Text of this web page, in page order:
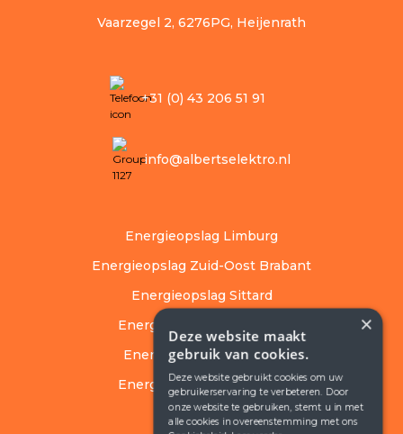
Vaarzegel 2, 6276PG, Heijenrath
+31 (0) 43 206 51 91
info@albertselektro.nl
Energieopslag Limburg
Energieopslag Zuid-Oost Brabant
Energieopslag Sittard
Energieopslag Roermond
Energieopslag Parkstad
Energieopslag Maastricht
×
Deze website maakt
gebruik van cookies.
Deze website gebruikt cookies om uw
gebruikerservaring te verbeteren. Door
onze website te gebruiken, stemt u in met
alle cookies in overeenstemming met ons